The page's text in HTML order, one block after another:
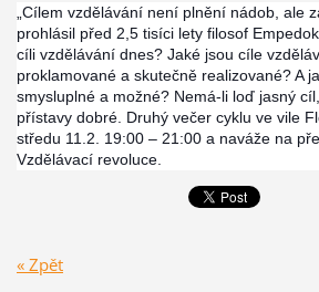
„Cílem vzdělávání není plnění nádob, ale
prohlásil před 2,5 tisíci lety filosof
cíli vzdělávání dnes? Jaké jsou cíle
proklamované a skutečně realizované? A
smysluplné a možné? Nemá-li loď jasný
přístavy dobré. Druhý večer cyklu ve vile
středu 11.2. 19:00 – 21:00 a naváže na
Vzdělávací revoluce.
« Zpět